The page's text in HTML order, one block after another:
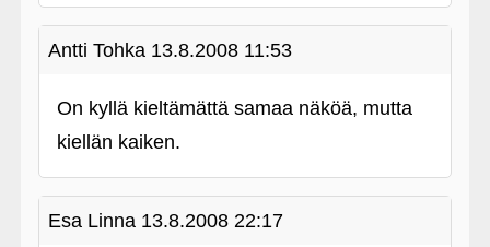
Antti Tohka 13.8.2008 11:53
On kyllä kieltämättä samaa näköä, mutta
kiellän kaiken.
Esa Linna 13.8.2008 22:17